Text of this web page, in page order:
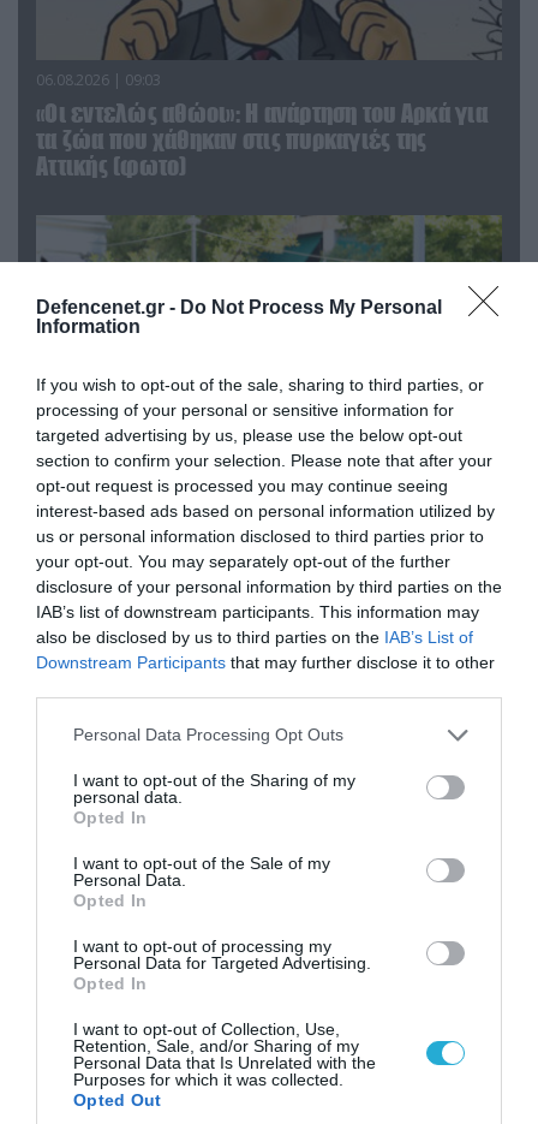
Defencenet.gr - Do Not Process My Personal
Information
If you wish to opt-out of the sale, sharing to third parties, or
processing of your personal or sensitive information for
targeted advertising by us, please use the below opt-out
section to confirm your selection. Please note that after your
opt-out request is processed you may continue seeing
interest-based ads based on personal information utilized by
us or personal information disclosed to third parties prior to
your opt-out. You may separately opt-out of the further
disclosure of your personal information by third parties on the
IAB’s list of downstream participants. This information may
also be disclosed by us to third parties on the IAB’s List of
Downstream Participants that may further disclose it to other
Please note that this website/app uses one or more Google
not limited to your visit or usage behaviour. You may click to
grant or deny consent to Google and its third-party tags to
use your data for below specified purposes in below Google
consent section.
Personal Data Processing Opt Outs
I want to opt-out of the Sharing of my
personal data.
Opted In
I want to opt-out of the Sale of my
Personal Data.
Opted In
I want to opt-out of processing my
Personal Data for Targeted Advertising.
Opted In
I want to opt-out of Collection, Use,
Retention, Sale, and/or Sharing of my
Personal Data that Is Unrelated with the
Purposes for which it was collected.
Opted Out
06.08.2026 | 09:03
«Οι εντελώς αθώοι»: Η ανάρτηση του Αρκά για
τα ζώα που χάθηκαν στις πυρκαγιές της
Αττικής (φωτο)
04.08.2026 | 15:02
Αυτή την ώρα το τελευταίο «αντίο» στον πρώην
υπουργό Ι.Βαρβιτσιώτη (φωτο)
04.08.2026 | 13:02
Η ανακοίνωση του Πανελλήνιου Σωματείου
Πυροσβεστών για την δημοσιογράφο του OPEN
που γέλασε στη φωτιά